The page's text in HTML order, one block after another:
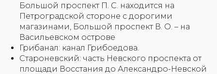
Большой проспект П. С. находится на
Петроградской стороне с дорогими
магазинами, Большой проспект В. О. – на
Васильевском острове
Грибанал: канал Грибоедова.
Староневский: часть Невского проспекта от
площади Восстания до Александро-Невской